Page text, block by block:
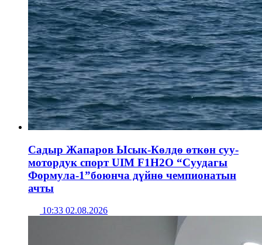
Садыр Жапаров Ысык-Көлдө өткөн суу-
мотордук спорт UIM F1H2O “Суудагы
Формула-1”боюнча дүйнө чемпионатын
ачты
10:33 02.08.2026